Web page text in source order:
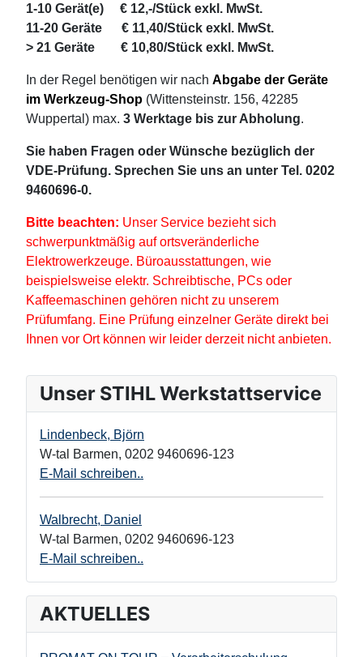
1-10 Gerät(e) € 12,-/Stück exkl. MwSt.
11-20 Geräte € 11,40/Stück exkl. MwSt.
> 21 Geräte € 10,80/Stück exkl. MwSt.
In der Regel benötigen wir nach Abgabe der Geräte
im Werkzeug-Shop (Wittensteinstr. 156, 42285
Wuppertal) max. 3 Werktage bis zur Abholung.
Sie haben Fragen oder Wünsche bezüglich der
VDE-Prüfung. Sprechen Sie uns an unter Tel. 0202
9460696-0.
Bitte beachten: Unser Service bezieht sich
schwerpunktmäßig auf ortsveränderliche
Elektrowerkzeuge. Büroausstattungen, wie
beispielsweise elektr. Schreibtische, PCs oder
Kaffeemaschinen gehören nicht zu unserem
Prüfumfang. Eine Prüfung einzelner Geräte direkt bei
Ihnen vor Ort können wir leider derzeit nicht anbieten.
Unser STIHL Werkstattservice
Lindenbeck, Björn
W-tal Barmen, 0202 9460696-123
E-Mail schreiben..
Walbrecht, Daniel
W-tal Barmen, 0202 9460696-123
E-Mail schreiben..
AKTUELLES